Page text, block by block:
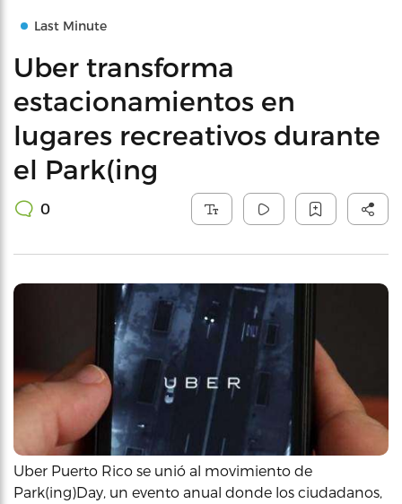
Last Minute
Uber transforma
estacionamientos en
lugares recreativos durante
el Park(ing
0
Uber Puerto Rico se unió al movimiento de
Park(ing)Day, un evento anual donde los ciudadanos,